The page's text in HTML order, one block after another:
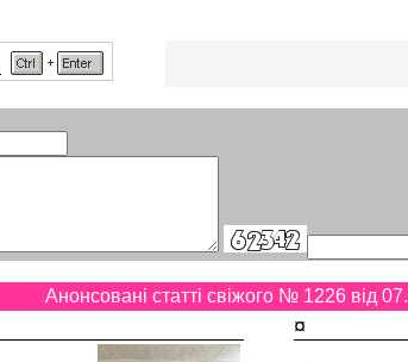
Анонсовані статті свіжого № 1226 від
¤